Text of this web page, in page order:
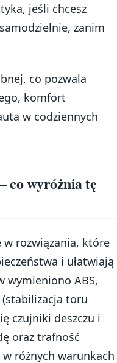
jeśli chcesz
zanim
co pozwala
komfort
w codziennych
co wyróżnia tę
w rozwiązania, które
i ułatwiają
wymieniono ABS,
(stabilizacja toru
czujniki deszczu i
oraz trafność
w różnych warunkach